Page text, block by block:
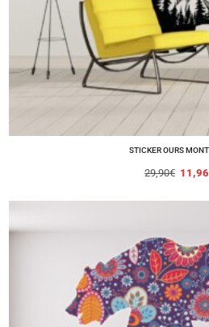
STICKER OURS
29,90€ 11,96